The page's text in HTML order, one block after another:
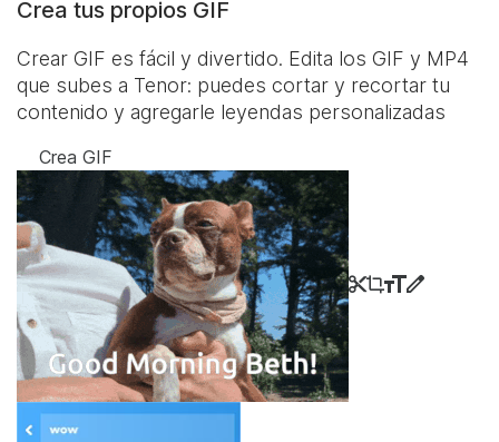
Crea tus propios GIF
Crear GIF es fácil y divertido. Edita los GIF y MP4
que subes a Tenor: puedes cortar y recortar tu
contenido y agregarle leyendas personalizadas
Crea GIF